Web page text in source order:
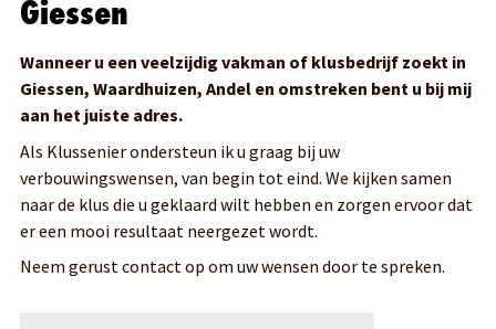
Wilt u eens met mij bespreken wat ik voor u kan betekenen
of wilt een een vrijblijvende offerte mail mij dan. Voor
rechtstreeks contact kunt u mij het beste direct bellen.
Giessen
Wanneer u een veelzijdig vakman of klusbedrijf zoekt in
Giessen, Waardhuizen, Andel en omstreken bent u bij mij
aan het juiste adres.
Als Klussenier ondersteun ik u graag bij uw
verbouwingswensen, van begin tot eind. We kijken samen
naar de klus die u geklaard wilt hebben en zorgen ervoor dat
er een mooi resultaat neergezet wordt.
Neem gerust contact op om uw wensen door te spreken.